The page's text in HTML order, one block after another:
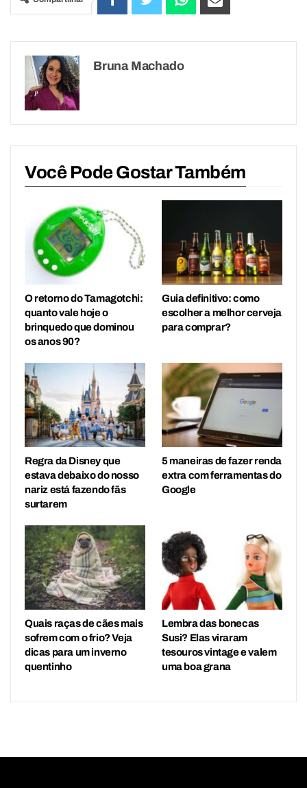
Bruna Machado
Você Pode Gostar Também
O retorno do Tamagotchi:
quanto vale hoje o
brinquedo que dominou
os anos 90?
Guia definitivo: como
escolher a melhor cerveja
para comprar?
Regra da Disney que
estava debaixo do nosso
nariz está fazendo fãs
surtarem
5 maneiras de fazer renda
extra com ferramentas do
Google
Quais raças de cães mais
sofrem com o frio? Veja
dicas para um inverno
quentinho
Lembra das bonecas
Susi? Elas viraram
tesouros vintage e valem
uma boa grana